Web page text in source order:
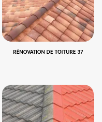
RÉNOVATION DE TOITURE 37